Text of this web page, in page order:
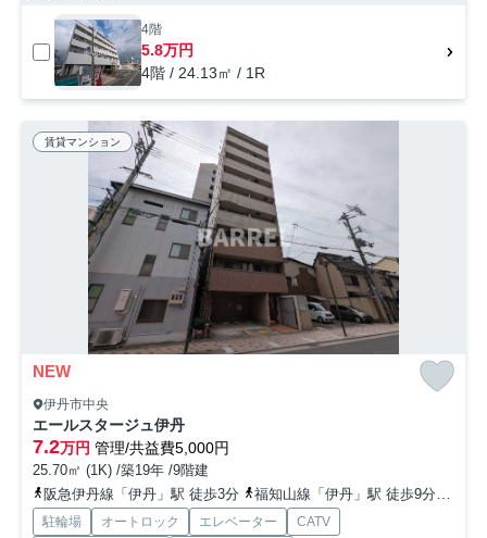
4階
5.8万円
4階 / 24.13㎡ / 1R
賃貸マンション
NEW
伊丹市中央
エールスタージュ伊丹
7.2万円 管理/共益費5,000円
25.70㎡ (1K) /築19年 /9階建
阪急伊丹線「伊丹」駅 徒歩3分
福知山線「伊丹」駅 徒歩9分
駐輪場 オートロック エレベーター
CATV